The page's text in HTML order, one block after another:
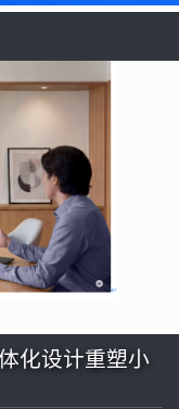
化设计重塑小